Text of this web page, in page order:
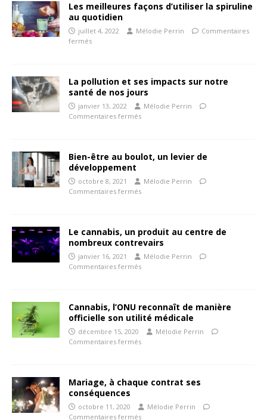
Les meilleures façons d’utiliser la spiruline
au quotidien
juillet 4, 2022 Mélodie Perrin
Commentaires
fermés
La pollution et ses impacts sur notre
santé de nos jours
janvier 13, 2022
Mélodie Perrin
Commentaires fermés
Bien-être au boulot, un levier de
développement
octobre 8, 2021
Mélodie Perrin
Commentaires fermés
Le cannabis, un produit au centre de
nombreux contrevairs
janvier 16, 2021
Mélodie Perrin
Commentaires fermés
Cannabis, l’ONU reconnaît de manière
officielle son utilité médicale
décembre 15, 2020
Mélodie Perrin
Commentaires fermés
Mariage, à chaque contrat ses
conséquences
octobre 11, 2020
Mélodie Perrin
Commentaires fermés